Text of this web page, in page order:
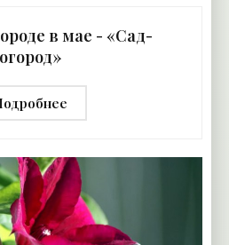
в мае - «Сад-
огород»